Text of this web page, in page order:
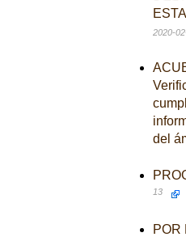
2020-
del
13
POR